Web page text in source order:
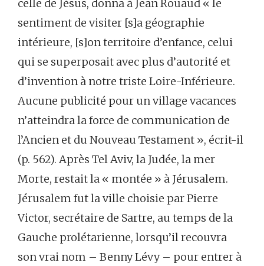
celle de Jésus, donna à Jean Rouaud « le
sentiment de visiter [s]a géographie
intérieure, [s]on territoire d’enfance, celui
qui se superposait avec plus d’autorité et
d’invention à notre triste Loire-Inférieure.
Aucune publicité pour un village vacances
n’atteindra la force de communication de
l’Ancien et du Nouveau Testament », écrit-il
(p. 562). Après Tel Aviv, la Judée, la mer
Morte, restait la « montée » à Jérusalem.
Jérusalem fut la ville choisie par Pierre
Victor, secrétaire de Sartre, au temps de la
Gauche prolétarienne, lorsqu’il recouvra
son vrai nom – Benny Lévy – pour entrer à